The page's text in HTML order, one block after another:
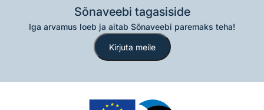
Sõnaveebi tagasiside
Iga arvamus loeb ja aitab Sõnaveebi paremaks teha!
Kirjuta meile